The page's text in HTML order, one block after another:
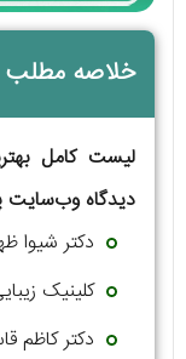
خلاصه مطلب
لیست کامل
دیدگاه وب‌سایت
دکتر شیوا
کلینیک
دکتر کاظم